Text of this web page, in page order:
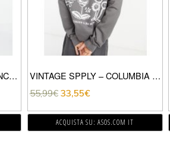
ASOS DESIGN TALL – TRENCH DOPPIOPETTO IMPERMEABILE GRIGIO PIETRA-BEIGE VINTAGE SPPLY – COLUMBIA ROAD – FELPA GRIGIO ANTRACITE
55,99€ 33,55€
ACQUISTA SU: ASOS.COM IT